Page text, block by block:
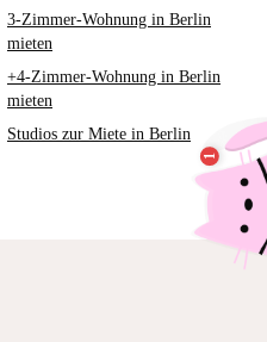
3-Zimmer-Wohnung in Berlin
mieten
+4-Zimmer-Wohnung in Berlin
mieten
Studios zur Miete in Berlin